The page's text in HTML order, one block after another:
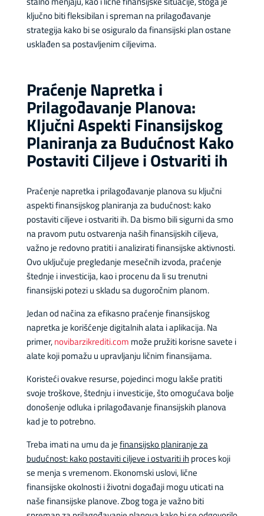
ključno biti fleksibilan i spreman na prilagođavanje
strategija kako bi se osiguralo da finansijski plan ostane
usklađen sa postavljenim ciljevima.
Praćenje Napretka i
Prilagođavanje Planova:
Ključni Aspekti Finansijskog
Planiranja za Budućnost Kako
Postaviti Ciljeve i Ostvariti ih
Praćenje napretka i prilagođavanje planova su ključni
aspekti finansijskog planiranja za budućnost: kako
postaviti ciljeve i ostvariti ih. Da bismo bili sigurni da smo
na pravom putu ostvarenja naših finansijskih ciljeva,
važno je redovno pratiti i analizirati finansijske aktivnosti.
Ovo uključuje pregledanje mesečnih izvoda, praćenje
štednje i investicija, kao i procenu da li su trenutni
finansijski potezi u skladu sa dugoročnim planom.
Jedan od načina za efikasno praćenje finansijskog
napretka je korišćenje digitalnih alata i aplikacija. Na
primer,novibarzikrediti.com može pružiti korisne savete i
alate koji pomažu u upravljanju ličnim finansijama.
Koristeći ovakve resurse, pojedinci mogu lakše pratiti
svoje troškove, štednju i investicije, što omogućava bolje
donošenje odluka i prilagođavanje finansijskih planova
kad je to potrebno.
Treba imati na umu da jefinansijsko planiranje za
budućnost: kako postaviti ciljeve i ostvariti ih proces koji
se menja s vremenom. Ekonomski uslovi, lične
finansijske okolnosti i životni događaji mogu uticati na
naše finansijske planove. Zbog toga je važno biti